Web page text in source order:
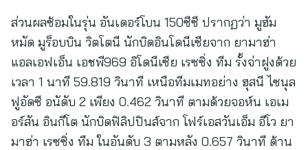
ส่วนผลซ้อมในรุ่น อันเดอร์โบน 150ซีซี ปรากฏว่า มูฮัม
หมัด มูร็อบบิน วิตโตนี นักบิดอินโดนีเซียจาก ยามาฮ่า
แอลเอฟเอ็น เอชพี969 อิโดนีเซีย เรซซิ่ง ทีม รั้งจ่าฝูงด้วย
เวลา 1 นาที 59.819 วินาที เหนือทีมเมทอย่าง ฮุสนี ไซนุล
ฟูอัดซี อนัดับ 2 เพียง 0.462 วินาที ตามด้วยจอห์น เอเม
อร์สัน อินกีโต นักบิดฟิลิปปินส์จาก โฟร์เอสวันเอ็ม อีโว ยา
มาฮ่า เรซซิ่ง ทีม ในอันดับ 3 ตามหลัง 0.657 วินาที ด้าน